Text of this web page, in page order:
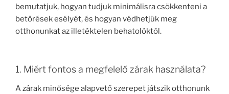
bemutatjuk, hogyan tudjuk minimálisra csökkenteni a
betörések esélyét, és hogyan védhetjük meg
otthonunkat az illetéktelen behatolóktól.
1. Miért fontos a megfelelő zárak használata?
A zárak minősége alapvető szerepet játszik otthonunk